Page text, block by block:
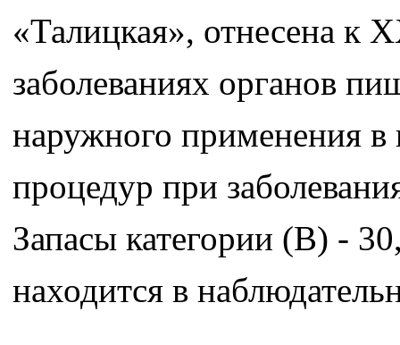
«Талицкая», отнесена к
заболеваниях органов
наружного применения в
процедур при
Запасы категории (В) -
находится в